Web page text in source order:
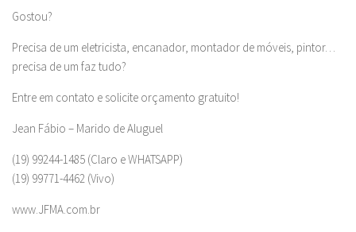
Gostou?
Precisa de um eletricista, encanador, montador de móveis, pintor…
precisa de um faz tudo?
Entre em contato e solicite orçamento gratuito!
Jean Fábio – Marido de Aluguel
(19) 99244-1485 (Claro e WHATSAPP)
(19) 99771-4462 (Vivo)
www.JFMA.com.br